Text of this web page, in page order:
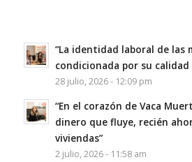
“La identidad laboral de las
condicionada por su calidad
28 julio, 2026 - 12:09 pm
“En el corazón de Vaca
dinero que fluye, recién
viviendas”
2 julio, 2026 - 11:58 am